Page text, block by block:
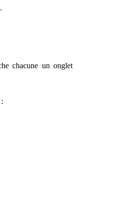
chacune un onglet